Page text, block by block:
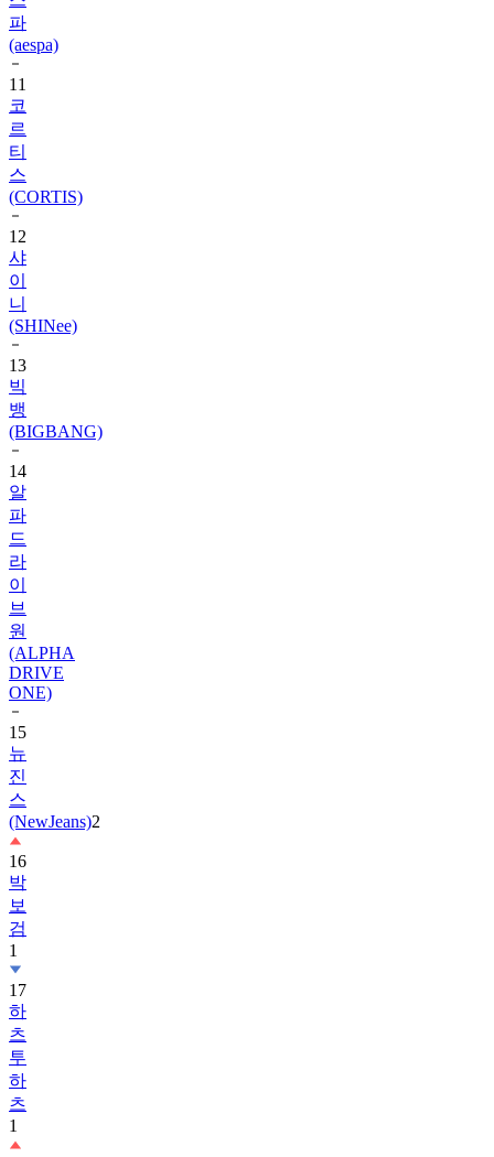
(aespa)
11
코
르
티
스
(CORTIS)
12
샤
이
니
(SHINee)
13
빅
뱅
(BIGBANG)
14
알
파
드
라
이
브
원
(ALPHA
DRIVE
ONE)
15
뉴
진
스
(NewJeans)
16
박
보
검
1
17
하
츠
투
하
츠
1
18
아